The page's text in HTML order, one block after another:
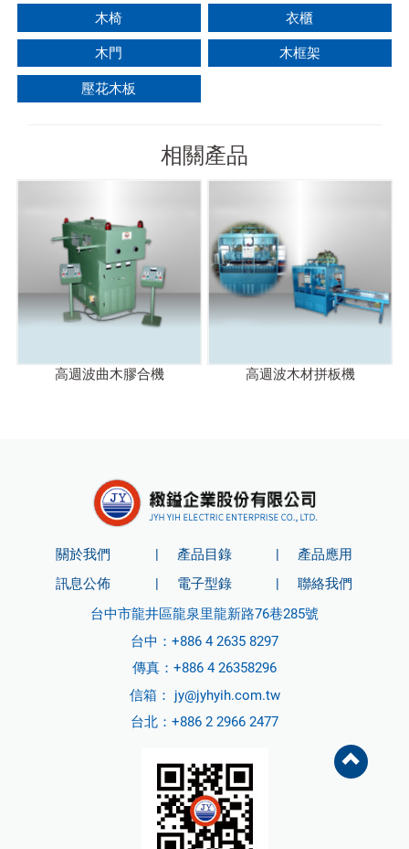
木椅 衣櫃
木門 木框架
壓花木板
相關產品
高週波曲木膠合機 高週波木材拼板機
關於我們 產品目錄
產品應用
訊息公佈
電子型錄
聯絡我們
台中市龍井區龍泉里龍新路76巷285號
台中： +886 4 2635 8297
傳真：+886 4 26358296
信箱： jy@jyhyih.com.tw
台北： +886 2 2966 2477